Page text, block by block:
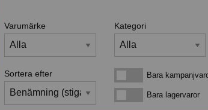
Varumärke Kategori
Sortera efter Bara kampanjvaror
Bara
Bara lagervarorBara lagervaror